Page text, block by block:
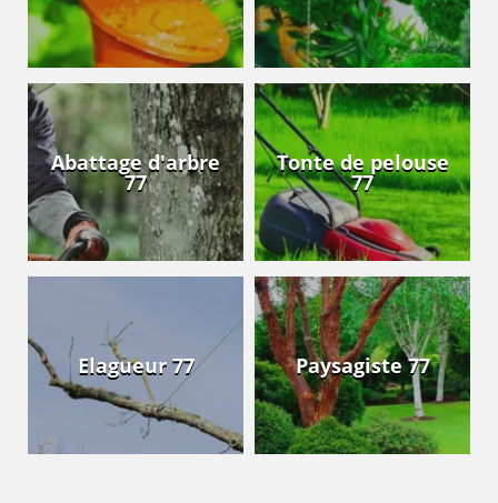
Abattage d'arbre
77
Tonte de pelouse
77
Elagueur 77 Paysagiste 77